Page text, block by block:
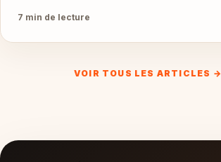
7 min de lecture
VOIR TOUS LES ARTICLES →